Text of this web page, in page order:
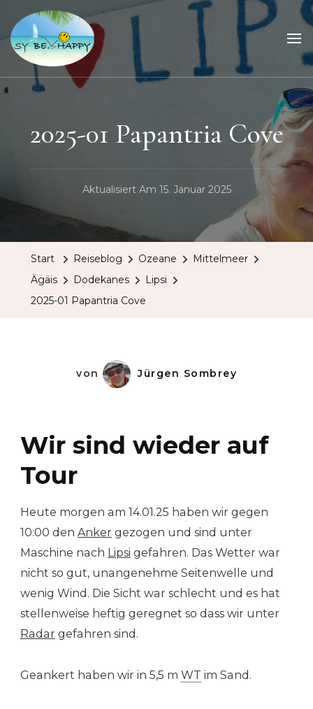
Sailing Be Happy
ein Traum wird wahr
2025-01 Papantria Cove
Aktualisiert Am 15. Januar 2025
Start Reiseblog Ozeane
Mittelmeer
Ägäis
Dodekanes
Lipsi
2025-01 Papantria Cove
von Jürgen Sombrey
Wir sind wieder auf
Tour
Heute morgen am 14.01.25 haben wir gegen
10:00 den Anker gezogen und sind unter
Maschine nach Lipsi gefahren. Das Wetter war
nicht so gut, unangenehme Seitenwelle und
wenig Wind. Die Sicht war schlecht und es hat
stellenweise heftig geregnet so dass wir unter
Radar gefahren sind.
Geankert haben wir in 5,5 m WT im Sand.